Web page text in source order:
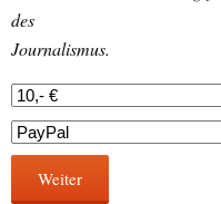
des
Journalismus.
Weiter